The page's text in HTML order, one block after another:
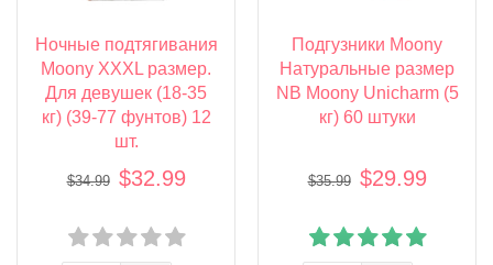
Ночные подтягивания
Moony XXXL размер.
Для девушек (18-35
кг) (39-77 фунтов) 12
шт.
$34.99 $32.99
Подгузники Moony
Натуральные размер
NB Moony Unicharm (5
кг) 60 штуки
$35.99 $29.99